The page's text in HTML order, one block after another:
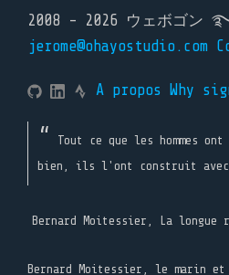
2008 - 2026 ウェボゴン
jerome@ohayostudio.com
A propos Why
Tout ce que les hommes
bien, ils l'ont construit avec
Bernard Moitessier, La longue
Bernard Moitessier, le marin et